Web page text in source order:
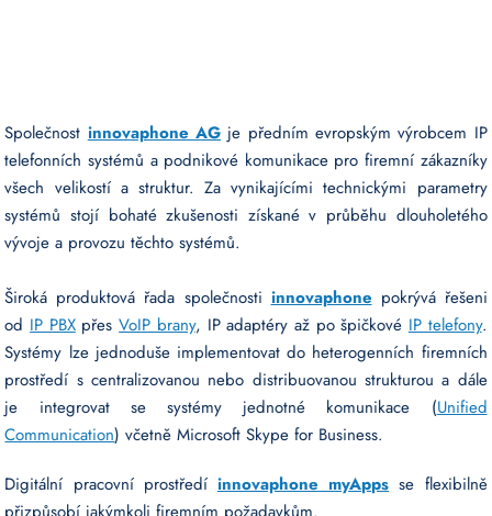
Společnost innovaphone AG je předním evropským výrobcem IP
telefonních systémů a podnikové komunikace pro firemní zákazníky
všech velikostí a struktur. Za vynikajícími technickými parametry
systémů stojí bohaté zkušenosti získané v průběhu dlouholetého
vývoje a provozu těchto systémů.
Široká produktová řada společnosti innovaphone pokrývá řešeni
od IP PBXpřesVoIP brany, IP adaptéry až po špičkové IP telefony.
Systémy lze jednoduše implementovat do heterogenních firemních
prostředí s centralizovanou nebo distribuovanou strukturou a dále
je integrovat se systémy jednotné komunikace (Unified
Communication) včetně Microsoft Skype for Business.
Digitální pracovní prostředí innovaphone myApps se flexibilně
přizpůsobí jakýmkoli firemním požadavkům.